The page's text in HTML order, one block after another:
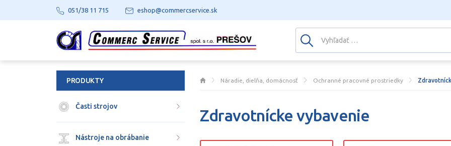
Náradie, dielňa, domácnosť Ochranné pracovné prostriedky
Zdravotnícke vybavenie
PRODUKTY
Časti strojov
Nástroje na obrábanie
051/38 11 715 eshop@commercservice.sk